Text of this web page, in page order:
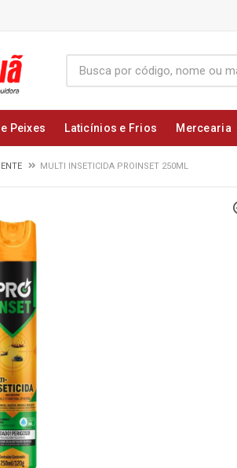
Peixes Laticínios e Frios Mercearia
MULTI INSETICIDA PROINSET 250ML